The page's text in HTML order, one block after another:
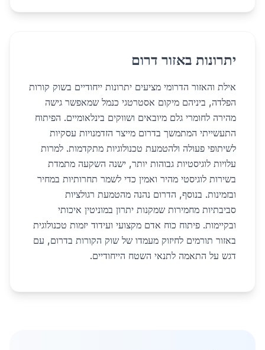
יתרונות באזור דרום
אילת והאזור הדרומי מציעים יתרונות ייחודיים בשוק קורות
הפלדה, ביניהם מיקום אסטרטגי כנמל שמאפשר גישה
מהירה לחומרי גלם מיובאים ושווקים בינלאומיים. הפיתוח
התעשייתי המתמשך בדרום מייצר הזדמנויות עסקיות
לשיתופי פעולה ולהטמעת טכנולוגיות מתקדמות. למרות
עלויות לוגיסטיות גבוהות יותר, ישנה השקעה מתמדת
בשירות לוגיסטי מהיר ואמין כדי לשמר תחרותיות במחיר
ובזמינות. בנוסף, הדרום נהנה מהטמעת רגולציות
סביבתיות מחמירות שמקנות יתרון במוניטין איכותי
ובקיימות. פיתוח כוח אדם מקצועי ועידוד יזמות טכנולוגית
באזור תורמים לחיזוק מעמדו של שוק הקורות בדרום, עם
דגש על התאמה לתנאי השטח הייחודיים.